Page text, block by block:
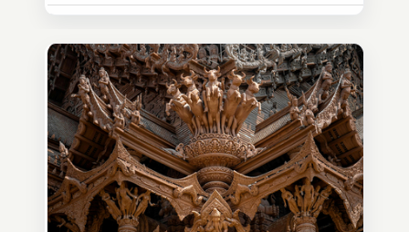
возможности обменной системы
значительно шире. Среди них есть
и Африка — континент, который
способен подарить совершенно иной
формат путешествия.